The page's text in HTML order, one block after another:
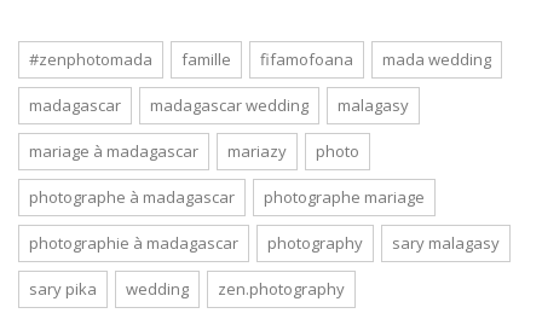
#zenphotomada famille fifamofoana mada wedding
madagascar madagascar wedding malagasy
mariage à madagascar mariazy photo
photographe à madagascar photographe mariage
photographie à madagascar photography sary malagasy
sary pika wedding zen.photography